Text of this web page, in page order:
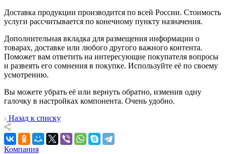
Доставка продукции производится по всей России. Стоимость
услуги рассчитывается по конечному пункту назначения.
Дополнительная вкладка для размещения информации о
товарах, доставке или любого другого важного контента.
Поможет вам ответить на интересующие покупателя вопросы
и развеять его сомнения в покупке. Используйте её по своему
усмотрению.
Вы можете убрать её или вернуть обратно, изменив одну
галочку в настройках компонента. Очень удобно.
Назад к списку
Компания